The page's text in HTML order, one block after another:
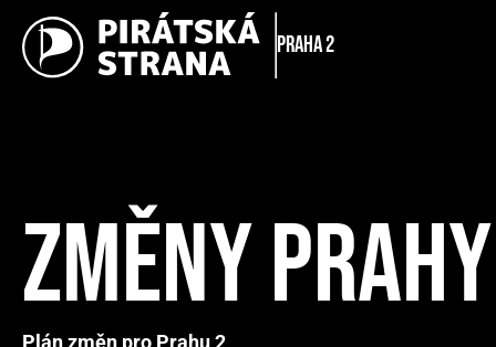
Praha 2
ZMĚNY
Plán změn pro Prahu 2